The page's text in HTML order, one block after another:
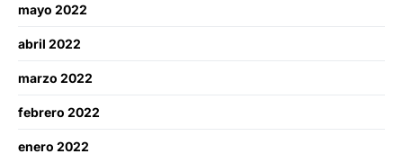
mayo 2022
abril 2022
marzo 2022
febrero 2022
enero 2022